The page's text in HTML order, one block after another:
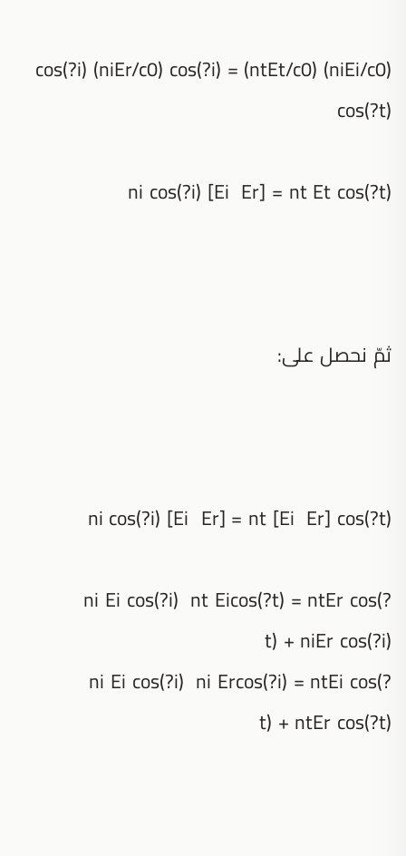
(niEi/c0) cos(?i) (niEr/c0) cos(?i) = (ntEt/c0)
cos(?t)
ni cos(?i) [Ei Er] = nt Et cos(?t)
ثمّ نحصل على:
ni cos(?i) [Ei Er] = nt [Ei Er] cos(?t)
ni Ei cos(?i) nt Eicos(?t) = ntEr cos(?
t) + niEr cos(?i)
ni Ei cos(?i) ni Ercos(?i) = ntEi cos(?
t) + ntEr cos(?t)